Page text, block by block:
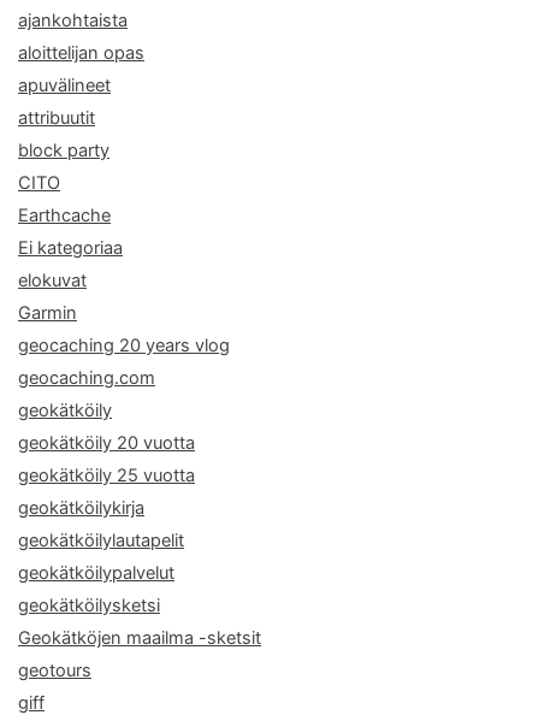
ajankohtaista
aloittelijan opas
apuvälineet
attribuutit
block party
CITO
Earthcache
Ei kategoriaa
elokuvat
Garmin
geocaching 20 years vlog
geocaching.com
geokätköily
geokätköily 20 vuotta
geokätköily 25 vuotta
geokätköilykirja
geokätköilylautapelit
geokätköilypalvelut
geokätköilysketsi
Geokätköjen maailma -sketsit
geotours
giff